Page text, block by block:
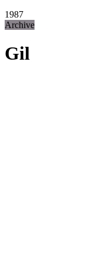
1987
Archive
Gil